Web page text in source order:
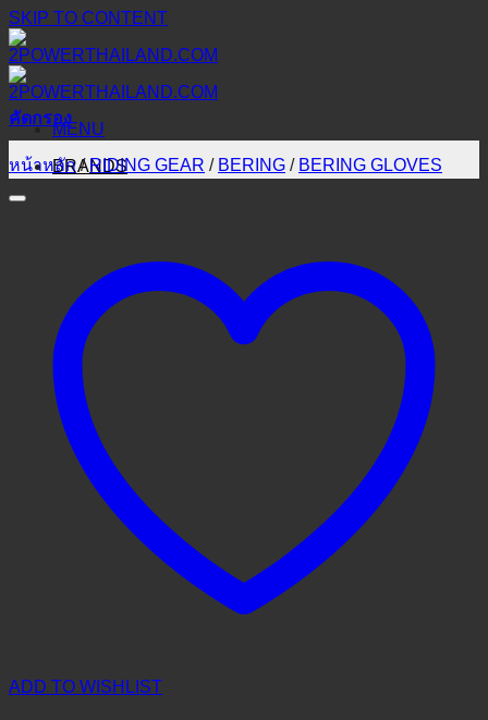
SKIP TO CONTENT
MENU
BRANDS
คัดกรอง
หน้าหลัก / RIDING GEAR / BERING / BERING GLOVES
ADD TO WISHLIST